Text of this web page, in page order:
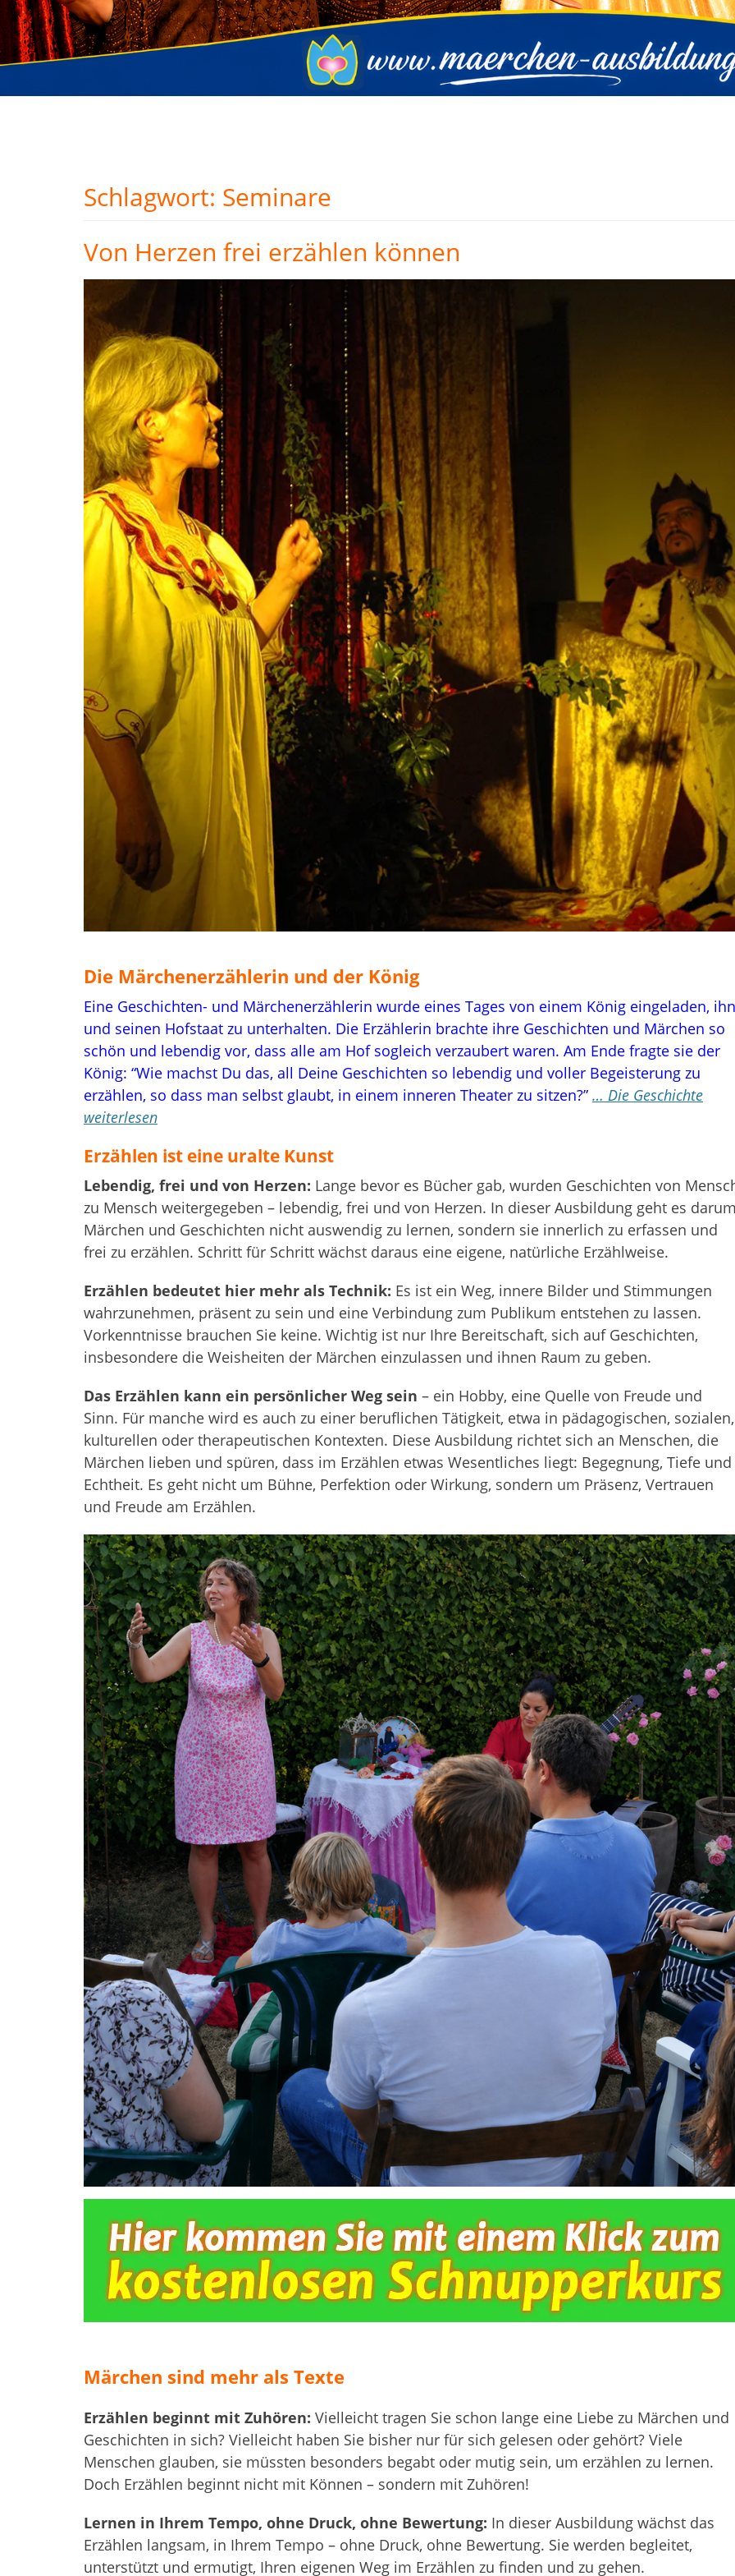
Schlagwort: Seminare
Von Herzen frei erzählen können
Die Märchenerzählerin und der König
Eine Geschichten- und Märchenerzählerin wurde eines Tages von einem König eingeladen, ihn
und seinen Hofstaat zu unterhalten. Die Erzählerin brachte ihre Geschichten und Märchen so
schön und lebendig vor, dass alle am Hof sogleich verzaubert waren. Am Ende fragte sie der
König: “Wie machst Du das, all Deine Geschichten so lebendig und voller Begeisterung zu
erzählen, so dass man selbst glaubt, in einem inneren Theater zu sitzen?” … Die Geschichte
weiterlesen
Erzählen ist eine uralte Kunst
Lebendig, frei und von Herzen: Lange bevor es Bücher gab, wurden Geschichten von
zu Mensch weitergegeben – lebendig, frei und von Herzen. In dieser Ausbildung geht es
Märchen und Geschichten nicht auswendig zu lernen, sondern sie innerlich zu erfassen und
frei zu erzählen. Schritt für Schritt wächst daraus eine eigene, natürliche Erzählweise.
Erzählen bedeutet hier mehr als Technik: Es ist ein Weg, innere Bilder und Stimmungen
wahrzunehmen, präsent zu sein und eine Verbindung zum Publikum entstehen zu lassen.
Vorkenntnisse brauchen Sie keine. Wichtig ist nur Ihre Bereitschaft, sich auf Geschichten,
insbesondere die Weisheiten der Märchen einzulassen und ihnen Raum zu geben.
Das Erzählen kann ein persönlicher Weg sein – ein Hobby, eine Quelle von Freude und
Sinn. Für manche wird es auch zu einer beruflichen Tätigkeit, etwa in pädagogischen, sozialen,
kulturellen oder therapeutischen Kontexten. Diese Ausbildung richtet sich an Menschen, die
Märchen lieben und spüren, dass im Erzählen etwas Wesentliches liegt: Begegnung, Tiefe und
Echtheit. Es geht nicht um Bühne, Perfektion oder Wirkung, sondern um Präsenz, Vertrauen
und Freude am Erzählen.
Märchen sind mehr als Texte
Erzählen beginnt mit Zuhören: Vielleicht tragen Sie schon lange eine Liebe zu Märchen und
Geschichten in sich? Vielleicht haben Sie bisher nur für sich gelesen oder gehört? Viele
Menschen glauben, sie müssten besonders begabt oder mutig sein, um erzählen zu lernen.
Doch Erzählen beginnt nicht mit Können – sondern mit Zuhören!
Lernen in Ihrem Tempo, ohne Druck, ohne Bewertung: In dieser Ausbildung wächst das
Erzählen langsam, in Ihrem Tempo – ohne Druck, ohne Bewertung. Sie werden begleitet,
unterstützt und ermutigt, Ihren eigenen Weg im Erzählen zu finden und zu gehen.